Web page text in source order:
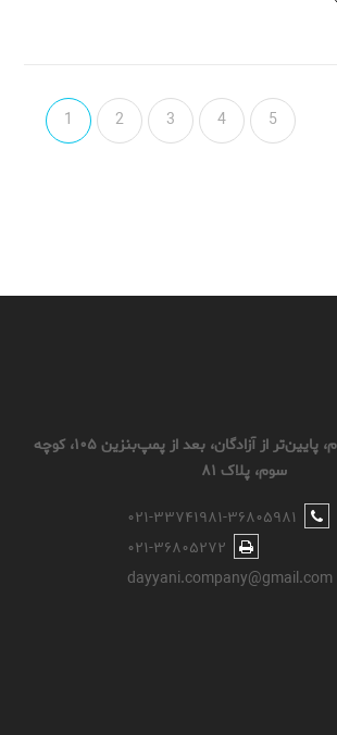
1 2 3 4 5
تهران، فداییان اسلام، پایین‌تر از آزادگان، بعد از پمپ‌بنزین ۱۰۵، کوچه
سوم، پلاک ۸۱
۰۲۱-۳۳۷۴۱۹۸۱-۳۶۸۰۵۹۸۱
۰۲۱-۳۶۸۰۵۲۷۲
dayyani.company@gmail.com